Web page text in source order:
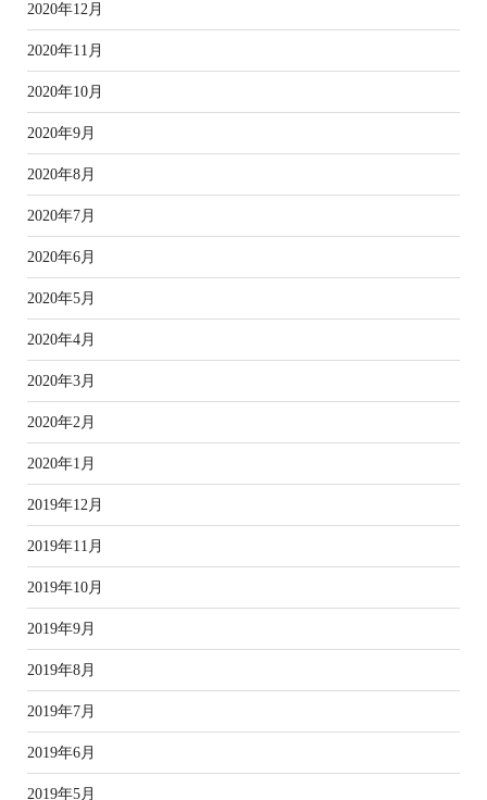
2020年12月
2020年11月
2020年10月
2020年9月
2020年8月
2020年7月
2020年6月
2020年5月
2020年4月
2020年3月
2020年2月
2020年1月
2019年12月
2019年11月
2019年10月
2019年9月
2019年8月
2019年7月
2019年6月
2019年5月